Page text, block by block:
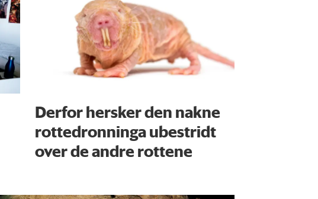
Derfor hersker den nakne
rottedronninga ubestridt
over de andre rottene